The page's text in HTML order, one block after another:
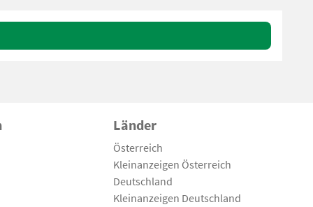
Länder
Österreich
Kleinanzeigen Österreich
Deutschland
Kleinanzeigen Deutschland